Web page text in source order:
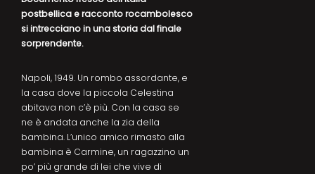
postbellica e racconto rocambolesco
si intrecciano in una storia dal finale
sorprendente.
Napoli, 1949. Un rombo assordante, e
la casa dove la piccola Celestina
abitava non c’è più. Con la casa se
ne è andata anche la zia della
bambina. L’unico amico rimasto alla
bambina è Carmine, un ragazzino un
po’ più grande di lei che vive di